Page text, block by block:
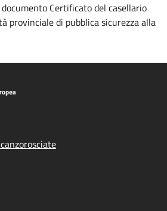
Certificato del casellario
provinciale di pubblica sicurezza alla